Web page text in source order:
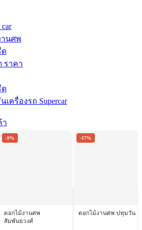
านศพ
ด
ราคา
ด
เครื่องรถ Supercar
า
เก่า
พ
ดสิบเจ็ดปีผู้เป็นเสาหลักทางใจของบ้าน
นพวงหรีดดอกไม้สดทั้งหมด การตัดสิน
ร้าที่สุดกลับกลายเป็นบทเรียนเรื่องคุณค่า
ได้ ซึ่งคนที่กำลังชั่งใจเลือกพวงหรีด
วรได้อ่านก่อนตัดสินใจ
ด้เลย
-9%
ดอกไม้งานศพ
สัมพันธวงศ์
-17%
ดอกไม้งานศพ ปทุมวัน